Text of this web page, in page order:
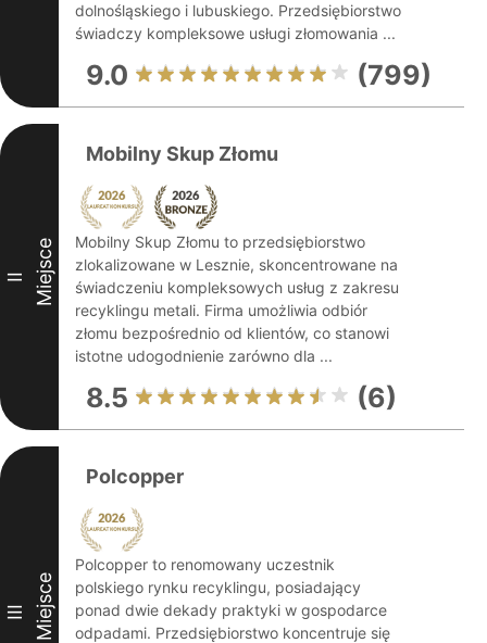
dolnośląskiego i lubuskiego. Przedsiębiorstwo
świadczy kompleksowe usługi złomowania ...
9.0 (799)
II Miejsce
Mobilny Skup Złomu
Mobilny Skup Złomu to przedsiębiorstwo
zlokalizowane w Lesznie, skoncentrowane na
świadczeniu kompleksowych usług z zakresu
recyklingu metali. Firma umożliwia odbiór
złomu bezpośrednio od klientów, co stanowi
istotne udogodnienie zarówno dla ...
8.5 (6)
III Miejsce
Polcopper
Polcopper to renomowany uczestnik
polskiego rynku recyklingu, posiadający
ponad dwie dekady praktyki w gospodarce
odpadami. Przedsiębiorstwo koncentruje się